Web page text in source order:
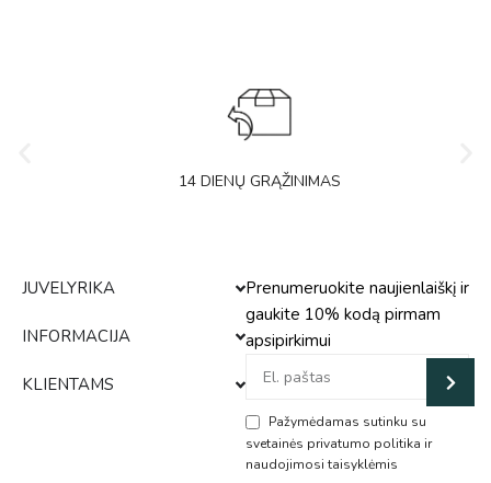
14 DIENŲ GRĄŽINIMAS
JUVELYRIKA
INFORMACIJA
KLIENTAMS
Prenumeruokite naujienlaiškį ir
gaukite 10% kodą pirmam
apsipirkimui
Pažymėdamas sutinku su
svetainės privatumo politika ir
naudojimosi taisyklėmis